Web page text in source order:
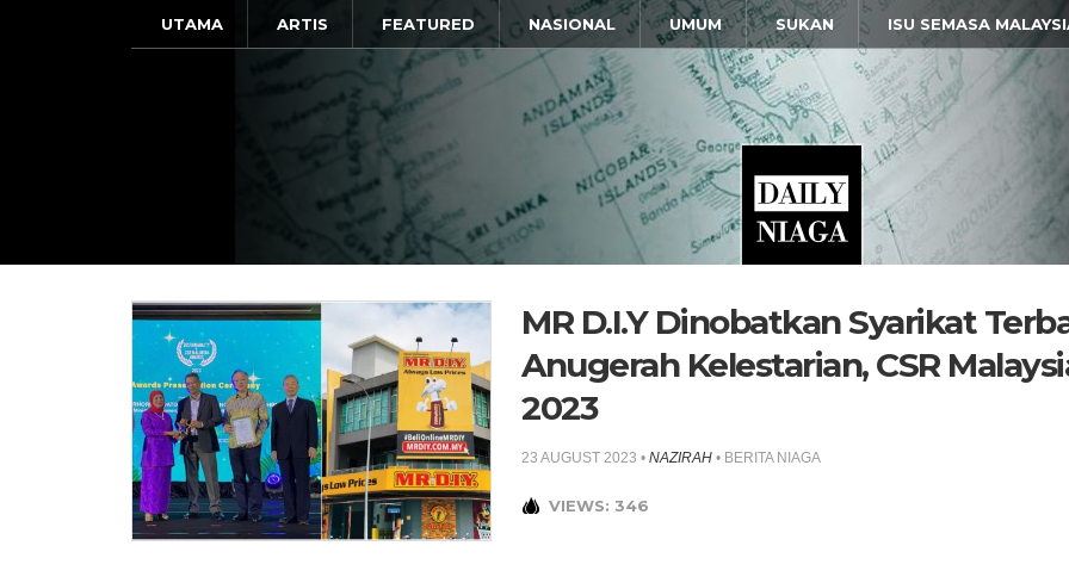
UTAMA ARTIS FEATURED NASIONAL UMUM SUKAN ISU SEMASA
MR D.I.Y Dinobatkan Syarikat
Anugerah Kelestarian, CSR
2023
23 AUGUST 2023 • NAZIRAH • BERITA NIAGA
VIEWS: 346